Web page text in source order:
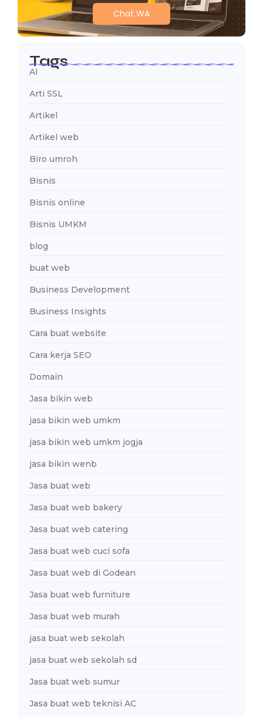
Chat WA
Tags
AI
Arti SSL
Artikel
Artikel web
Biro umroh
Bisnis
Bisnis online
Bisnis UMKM
blog
buat web
Business Development
Business Insights
Cara buat website
Cara kerja SEO
Domain
Jasa bikin web
jasa bikin web umkm
jasa bikin web umkm jogja
jasa bikin wenb
Jasa buat web
Jasa buat web bakery
Jasa buat web catering
Jasa buat web cuci sofa
Jasa buat web di Godean
Jasa buat web furniture
Jasa buat web murah
jasa buat web sekolah
jasa buat web sekolah sd
Jasa buat web sumur
Jasa buat web teknisi AC